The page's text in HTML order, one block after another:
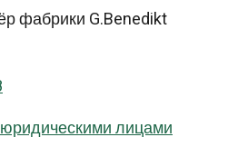
фабрики G.Benedikt
лицами